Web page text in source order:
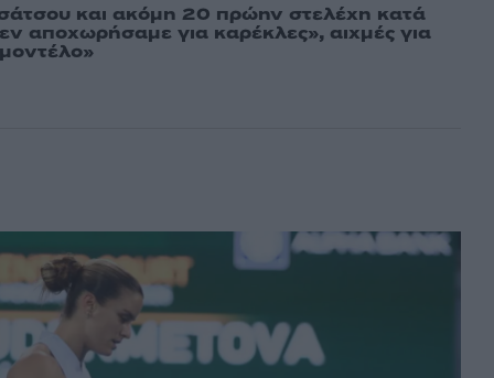
και ακόμη 20 πρώην στελέχη κατά
αποχωρήσαμε για καρέκλες», αιχμές για